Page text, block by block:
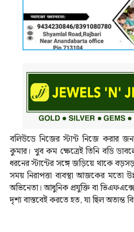
বলিউডে নিজের স্টান্ট নিজে করার
কুমার। খুব কম ক্ষেত্রেই তিনি বডি
ধরনের স্টান্টের সঙ্গে জড়িয়ে থাকে
সময় নিরাপত্তা ব্যবস্থা আজকের মতো
অভিনেতা। আধুনিক প্রযুক্তি বা
দৃশ্য বাস্তবেই করতে হত, যা ছিল অত্যন্ত